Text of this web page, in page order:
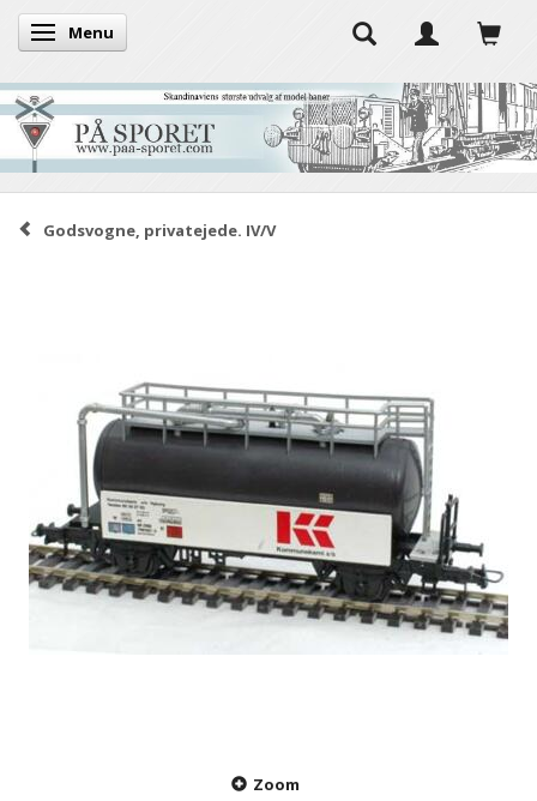
Toggle navigation
Menu
Godsvogne, privatejede. IV/V
Zoom